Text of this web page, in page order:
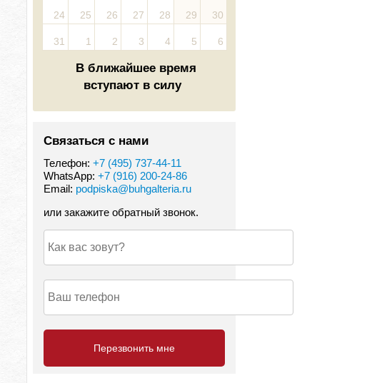
24 25 26 27 28 29 30
31 1 2 3 4 5 6
В ближайшее время
вступают в силу
Связаться с нами
Телефон: +7 (495) 737-44-11
WhatsApp: +7 (916) 200-24-86
Email: podpiska@buhgalteria.ru
или закажите обратный звонок.